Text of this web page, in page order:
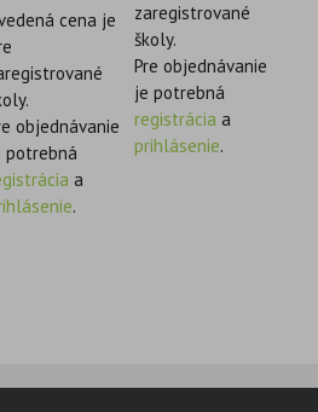
cena je
objednávanie
potrebná
a
.
zaregistrované
školy.
Pre objednávanie
je potrebná
registrácia a
prihlásenie.